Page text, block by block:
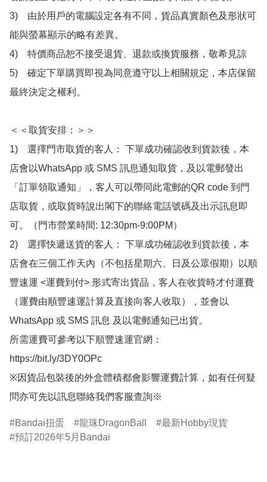
3)　由於用戶的電腦設定各有不同，貨品真實顏色及形狀可
能與螢幕顯示的略有差異。
4)　特價商品恕不接受退貨、退款或換貨服務，敬希見諒
5)　確定下單購買即視為同意遵守以上相關規定，本店保留
最終決定之權利。
＜＜取貨安排：＞＞
1)　選擇門市取貨的客人： 下單成功確認收到貨款後，本
店會以WhatsApp 或 SMS 訊息通知取貨，及以電郵發出
「訂單領取通知」，客人可以帶同此電郵的QR code 到門
店取貨，或取貨時說出閣下的聯絡電話號碼及出示訊息即
可。（門市營業時間: 12:30pm-9:00PM）
2)　選擇快遞送貨的客人： 下單成功確認收到貨款後，本
店會在三個工作天內（不包括星期六、日及公眾假期）以順
豐速運 <運費到付> 形式寄出貨品，客人在收貨時才付運費
（運費由順豐速運計算及直接向客人收取），並會以
WhatsApp 或 SMS 訊息 及以電郵通知已出貨。
所需運費可參考以下順豐速運官網：
https://bit.ly/3DY0OPc
※因貨品包裝後的外盒體積都會影響運費計算，如有任何疑
問亦可先以訊息聯絡我們客服查詢※
Bandai扭蛋 龍珠DragonBall
最新Hobby現貨
預訂2026年5月Bandai